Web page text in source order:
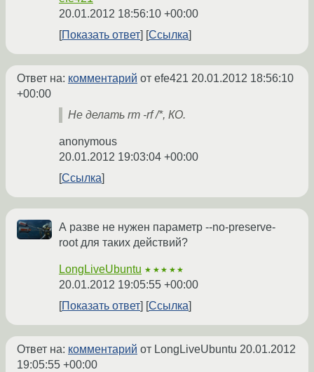
20.01.2012 18:56:10 +00:00
Показать ответ
Ссылка
Ответ на: комментарий от efe421 20.01.2012 18:56:10
+00:00
Не делать rm -rf /*, КО.
anonymous
20.01.2012 19:03:04 +00:00
Ссылка
А разве не нужен параметр --no-preserve-
root для таких действий?
LongLiveUbuntu ★★★★★
20.01.2012 19:05:55 +00:00
Показать ответ
Ссылка
Ответ на: комментарий от LongLiveUbuntu 20.01.2012
19:05:55 +00:00